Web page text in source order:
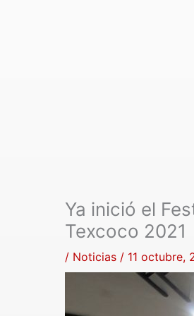
Ya inició el
Texcoco 2021
/ Noticias / 11 octubre,